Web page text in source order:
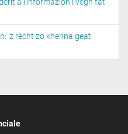
’z rècht zo khenna geat